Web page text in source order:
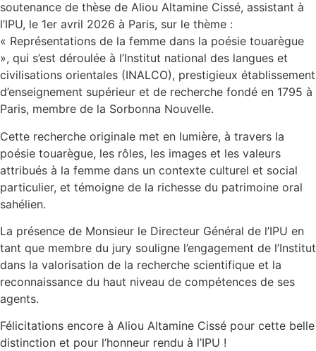
soutenance de thèse de Aliou Altamine Cissé, assistant à
l’IPU, le 1er avril 2026 à Paris, sur le thème :
« Représentations de la femme dans la poésie touarègue
», qui s’est déroulée à l’Institut national des langues et
civilisations orientales (INALCO), prestigieux établissement
d’enseignement supérieur et de recherche fondé en 1795 à
Paris, membre de la Sorbonna Nouvelle.
Cette recherche originale met en lumière, à travers la
poésie touarègue, les rôles, les images et les valeurs
attribués à la femme dans un contexte culturel et social
particulier, et témoigne de la richesse du patrimoine oral
sahélien.
La présence de Monsieur le Directeur Général de l’IPU en
tant que membre du jury souligne l’engagement de l’Institut
dans la valorisation de la recherche scientifique et la
reconnaissance du haut niveau de compétences de ses
agents.
Félicitations encore à Aliou Altamine Cissé pour cette belle
distinction et pour l’honneur rendu à l’IPU !